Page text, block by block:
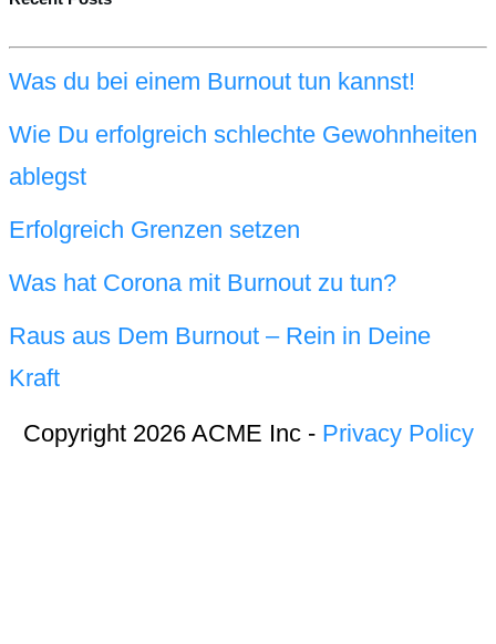
Was du bei einem Burnout tun kannst!
Wie Du erfolgreich schlechte Gewohnheiten
ablegst
Erfolgreich Grenzen setzen
Was hat Corona mit Burnout zu tun?
Raus aus Dem Burnout – Rein in Deine
Kraft
Copyright 2026 ACME Inc - Privacy Policy